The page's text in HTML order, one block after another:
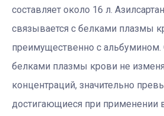
составляет около 16 л.
связывается с белками плазмы
преимущественно с
белками плазмы крови не
концентраций, значительно
достигающиеся при применении